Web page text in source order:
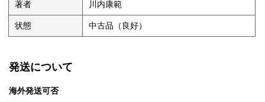
著者 川内康範
状態 中古品（良好）
発送について
海外発送可否